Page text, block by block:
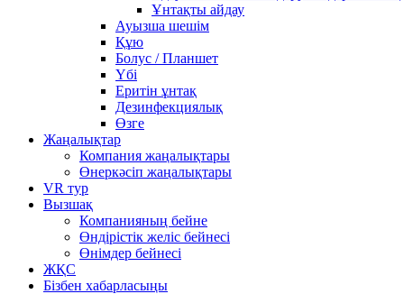
Ұнтақты айдау
Ауызша шешім
Құю
Болус / Планшет
Үбі
Еритін ұнтақ
Дезинфекциялық
Өзге
Жаңалықтар
Компания жаңалықтары
Өнеркәсіп жаңалықтары
VR тур
Вызшақ
Компанияның бейне
Өндірістік желіс бейнесі
Өнімдер бейнесі
ЖҚС
Бізбен хабарласыңы